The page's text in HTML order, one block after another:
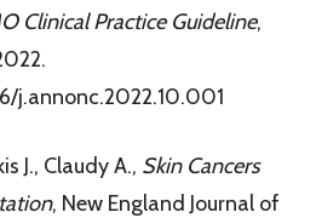
Clinical Practice Guideline,
j.annonc.2022.10.001
J., Claudy A., Skin Cancers
, New England Journal of